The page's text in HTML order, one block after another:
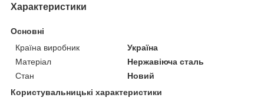
Характеристики
Основні
Країна виробник
Україна
Матеріал
Нержавіюча сталь
Стан
Новий
Користувальницькі характеристики